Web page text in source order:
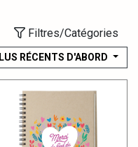
Filtres/Catégories
RÉCENTS D'ABORD